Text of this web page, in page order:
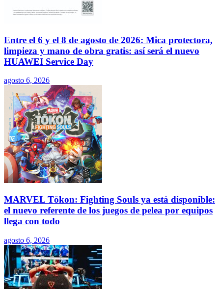
Entre el 6 y el 8 de agosto de 2026: Mica protectora,
limpieza y mano de obra gratis: así será el nuevo
HUAWEI Service Day
agosto 6, 2026
MARVEL Tōkon: Fighting Souls ya está disponible:
el nuevo referente de los juegos de pelea por equipos
llega con todo
agosto 6, 2026